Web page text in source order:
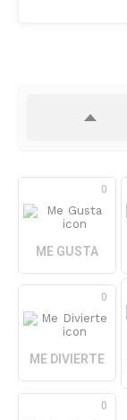
0
ME GUSTA
0
ME DIVIERTE
0